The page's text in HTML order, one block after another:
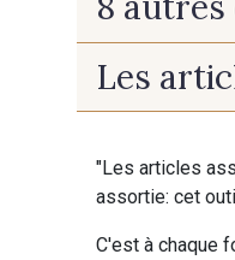
PROMO
18 -
122 -
Les
"Les articles
assortie: cet
C'est à chaque